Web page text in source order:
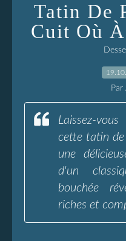
Tatin De
Cuit Où
Par
Laissez-
cette tatin
une
d'un
bouchée
riches et